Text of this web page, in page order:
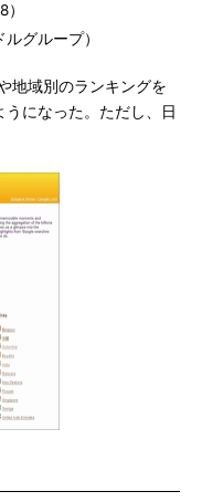
グループ）
地域別のランキングを
になった。ただし、日